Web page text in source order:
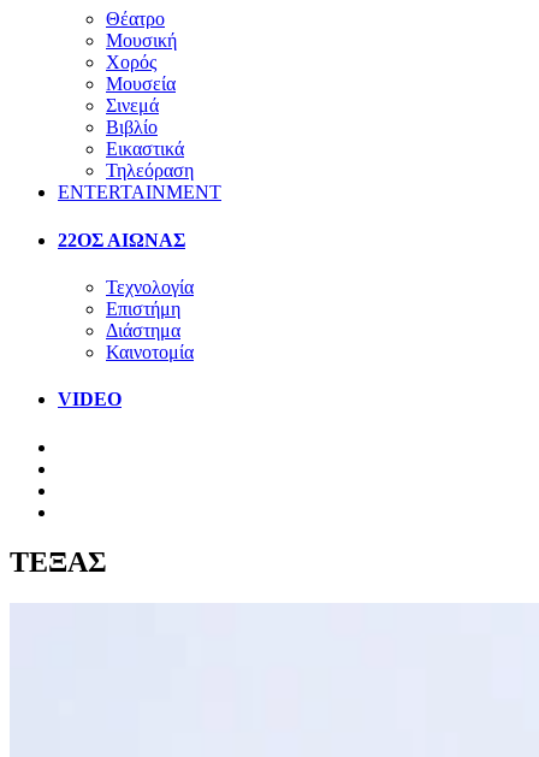
Θέατρο
Μουσική
Χορός
Μουσεία
Σινεμά
Βιβλίο
Εικαστικά
Τηλεόραση
ENTERTAINMENT
22ΟΣ ΑΙΩΝΑΣ
Τεχνολογία
Επιστήμη
Διάστημα
Καινοτομία
VIDEO
ΤΕΞΑΣ